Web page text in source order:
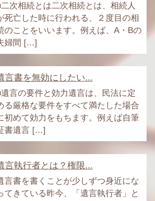
次相続とは二次相続とは、相続人
死亡した時に行われる、２度目の相
のことをいいます。例えば、A・Bの
婦間 […]
言書を無効にしたい...
言の要件と効力遺言は、民法に定
る厳格な要件をすべて満たした場合
初めて効力をもちます。例えば自筆
書遺言 […]
言執行者とは？権限...
言書を書くことが少しずつ身近にな
てきている昨今、「遺言執行者」と